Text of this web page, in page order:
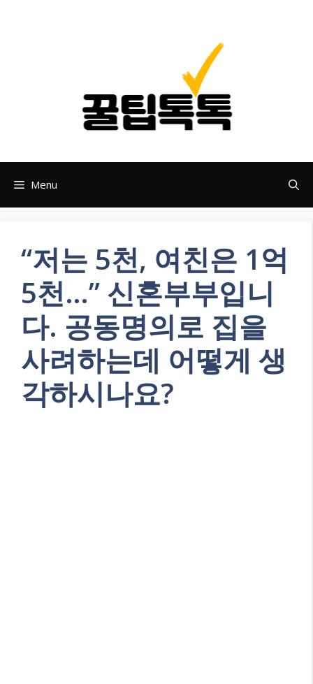
Menu
“저는 5천, 여친은 1억
5천…” 신혼부부입니
다. 공동명의로 집을
사려하는데 어떻게 생
각하시나요?